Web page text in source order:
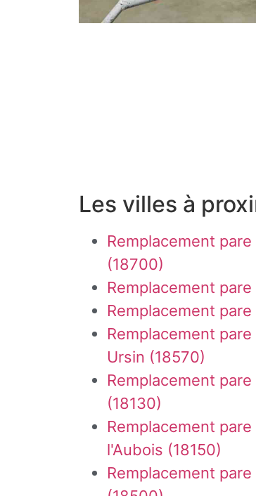
Les villes à
Remplacement
(18700)
Remplacement
Remplacement
Remplacement
Ursin (18570)
Remplacement
(18130)
Remplacement
l'Aubois (18150)
Remplacement